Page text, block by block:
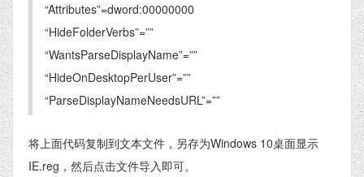
“Attributes”=dword:00000000
“HideFolderVerbs”=””
“WantsParseDisplayName”=””
“HideOnDesktopPerUser”=””
“ParseDisplayNameNeedsURL”=””
将上面代码复制到文本文件，另存为Windows 10桌面显示
IE.reg，然后点击文件导入即可。